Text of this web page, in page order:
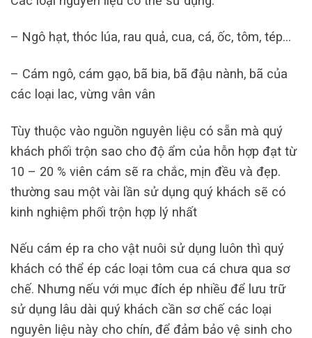
– Ngô hạt, thóc lúa, rau quả, cua, cá, ốc, tôm, tép…
– Cám ngô, cám gạo, bã bia, bã đậu nành, bã của
các loại lac, vừng vân vân
Tùy thuộc vào nguồn nguyên liệu có sẵn mà quý
khách phối trộn sao cho độ ẩm của hỗn hợp đạt từ
10 – 20 % viên cám sẽ ra chắc, mịn đều và đẹp.
thường sau một vài lần sử dụng quý khách sẽ có
kinh nghiệm phối trộn hợp lý nhất
Nếu cám ép ra cho vật nuôi sử dụng luôn thì quý
khách có thể ép các loại tôm cua cá chưa qua sơ
chế. Nhưng nếu với mục đích ép nhiều để lưu trữ
sử dụng lâu dài quý khách cần sơ chế các loại
nguyên liệu này cho chín, để đảm bảo vệ sinh cho